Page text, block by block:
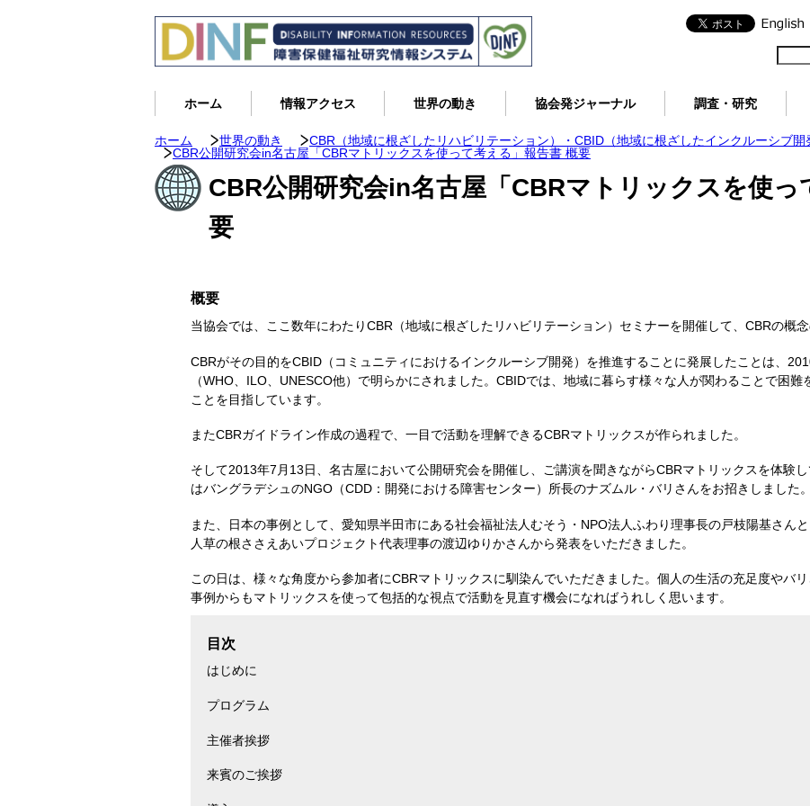
ホーム 情報アクセス 世界の動き 協会発ジャーナル 調査・研究
ホーム 世界の動き
CBR（地域に根ざしたリハビリテーション）・CBID（地域に根ざしたインクルーシブ開
CBR公開研究会in名古屋「CBRマトリックスを使って考える」報告書 概要
CBR公開研究会in名古屋「CBRマトリックスを使っ
要
概要
当協会では、ここ数年にわたりCBR（地域に根ざしたリハビリテーション）セミナーを開催して、CBRの概
CBRがその目的をCBID（コミュニティにおけるインクルーシブ開発）を推進することに発展したことは、
（WHO、ILO、UNESCO他）で明らかにされました。CBIDでは、地域に暮らす様々な人が関わることで困
ことを目指しています。
またCBRガイドライン作成の過程で、一目で活動を理解できるCBRマトリックスが作られました。
そして2013年7月13日、名古屋において公開研究会を開催し、ご講演を聞きながらCBRマトリックスを体験
はバングラデシュのNGO（CDD：開発における障害センター）所長のナズムル・バリさんをお招きしました。
また、日本の事例として、愛知県半田市にある社会福祉法人むそう・NPO法人ふわり理事長の戸枝陽基さん
人草の根ささえあいプロジェクト代表理事の渡辺ゆりかさんから発表をいただきました。
この日は、様々な角度から参加者にCBRマトリックスに馴染んでいただきました。個人の生活の充足度やバ
事例からもマトリックスを使って包括的な視点で活動を見直す機会になればうれしく思います。
目次
はじめに
プログラム
主催者挨拶
来賓のご挨拶